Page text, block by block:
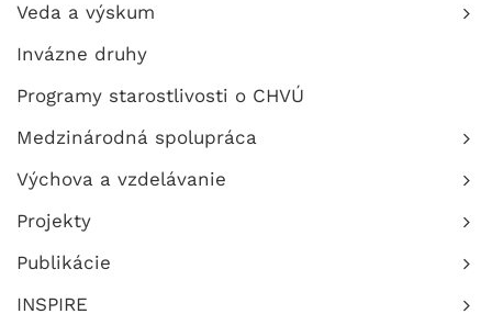
Veda a výskum
Invázne druhy
Programy starostlivosti o CHVÚ
Medzinárodná spolupráca
Výchova a vzdelávanie
Projekty
Publikácie
INSPIRE